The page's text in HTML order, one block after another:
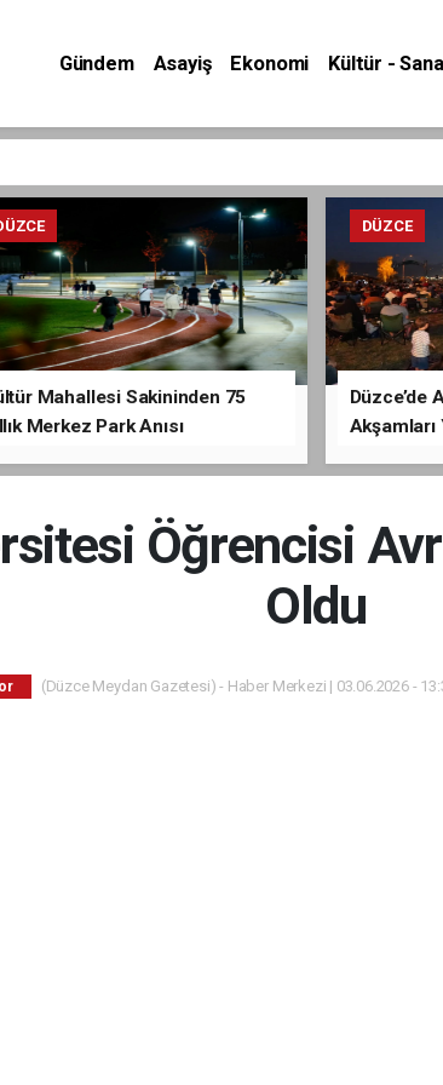
Gündem Asayiş Ekonomi Kültür -
Mahallesi Sakininden 75
Merkez Park Anısı
DÜZCE
Düzce’de
Akşamları
Öğrencisi
Oldu
(Düzce Meydan Gazetesi) - Haber Merkezi | 03.06.2026 -